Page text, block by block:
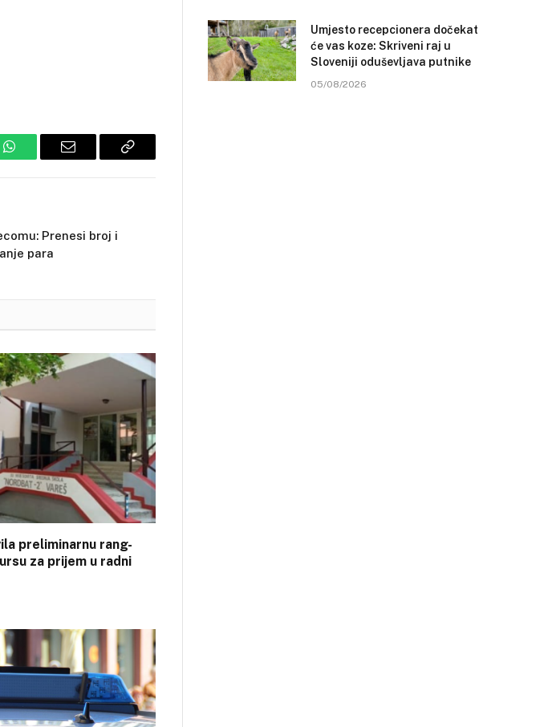
WhatsAppEmail
Copy
Prenesi broj i
para
preliminarnu rang-
za prijem u radni
Umjesto recepcionera dočekat
će vas koze: Skriveni raj u
Sloveniji oduševljava putnike
05/08/2026